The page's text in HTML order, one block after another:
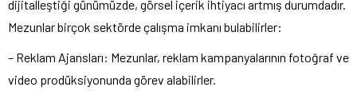
dijitalleştiği günümüzde, görsel içerik ihtiyacı artmış durumdadır.
Mezunlar birçok sektörde çalışma imkanı bulabilirler:
– Reklam Ajansları: Mezunlar, reklam kampanyalarının fotoğraf ve
video prodüksiyonunda görev alabilirler.